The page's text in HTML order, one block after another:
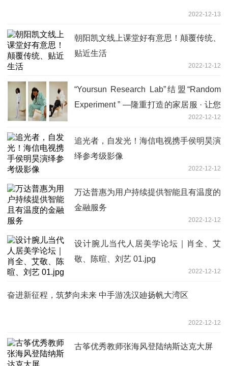
2022-12-13
朝阳凯文线上课堂好有意思！颠覆传统、
贴近生活
2022-12-12
“Yoursun Research Lab”结盟“Random
Experiment ” —隆重打造的家居服 · 让您
2022-12-12
追光者，自发光！海信电视携手侯明昊演
绎参考级影像
2022-12-12
万达普惠为用户持续提供智能且有温度的
金融服务
2022-12-12
设计腕儿当代人居美学论坛｜肖全、艾
敬、陈暄、刘艺 01.jpg
2022-12-12
奋进新征程，筑梦向未来 中手游冼汉廸扬帆大湾区
2022-12-12
古筝优秀教师张海风登陆纳斯达克大屏